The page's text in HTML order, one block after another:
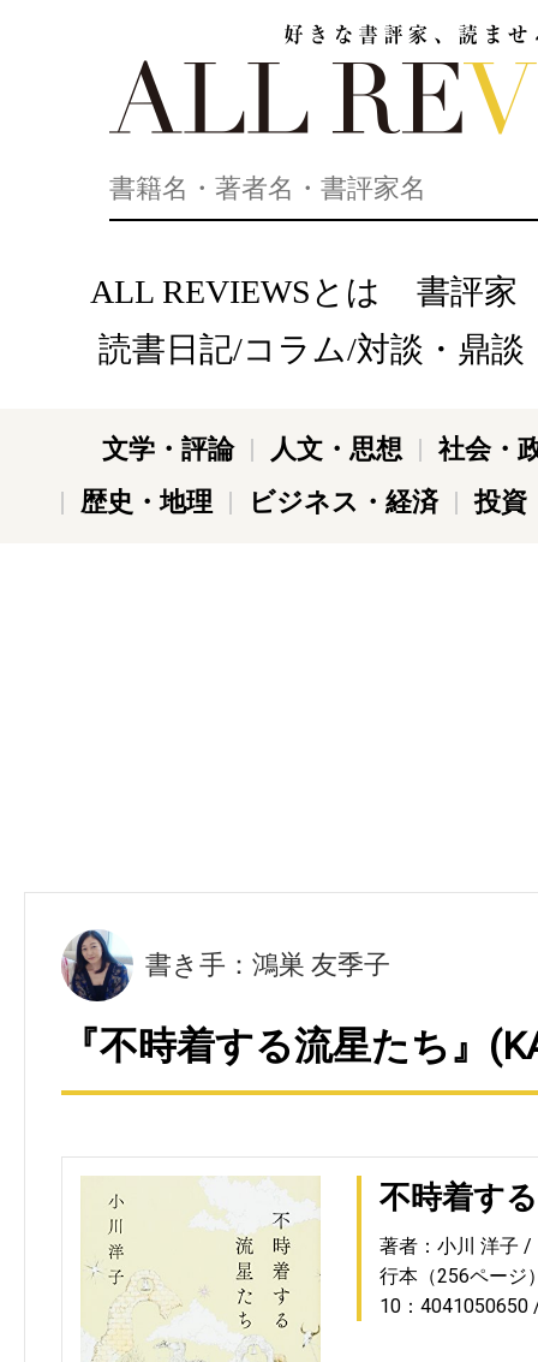
ALL REVIEWSとは
書評家
読書日記/コラム/対談・鼎談
文学・評論 人文・思想
社会・
歴史・地理
ビジネス・経済 投資
書き手：鴻巣 友季子
『不時着する流星たち』
不時着す
著者：小川 洋子
行本（256ページ
10：4041050650